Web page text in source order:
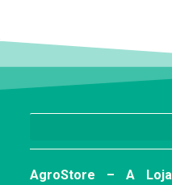
AgroStore – A Loja